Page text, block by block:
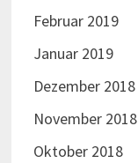
Februar 2019
Januar 2019
Dezember 2018
November 2018
Oktober 2018